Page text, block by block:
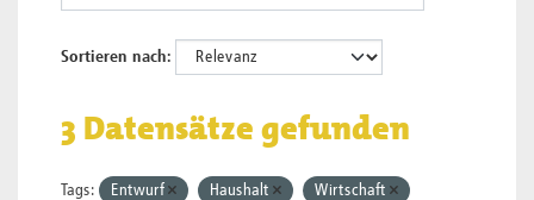
Sortieren nach
3 Datensätze gefunden
Tags: Entwurf Haushalt Wirtschaft